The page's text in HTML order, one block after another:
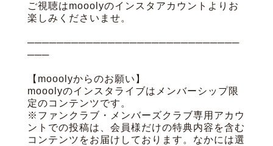
ご視聴はmooolyのインスタアカウントよりお
楽しみくださいませ。
─────────────────────────────
───
【mooolyからのお願い】
mooolyのインスタライブはメンバーシップ限
定のコンテンツです。
※ファンクラブ・メンバーズクラブ専用アカウ
ントでの投稿は、会員様だけの特典内容を含む
コンテンツをお届けしております。なかには選